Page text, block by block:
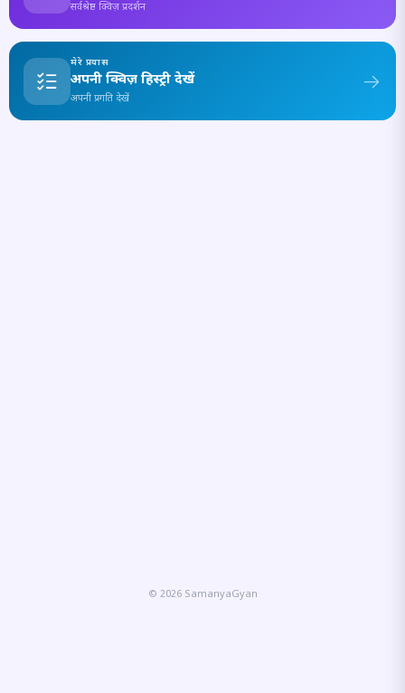
सर्वश्रेष्ठ क्विज़ प्रदर्शन
मेरे प्रयास
अपनी क्विज़ हिस्ट्री देखें
अपनी प्रगति देखें
© 2026 SamanyaGyan